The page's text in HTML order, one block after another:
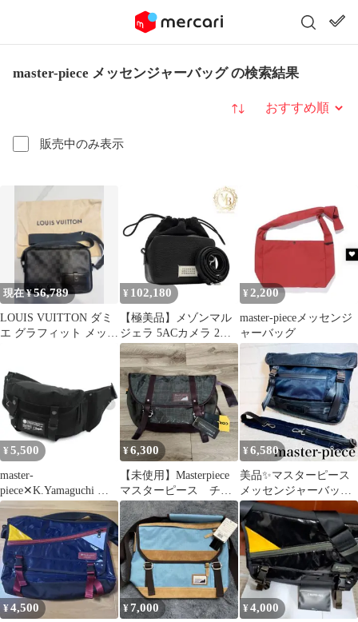
master-piece メッセンジャーバッグ の検索結果
販売中のみ表示
並び替え
現在 ¥56,789
LOUIS VUITTON ダミ
エ グラフィット メッセ
¥ 102,180
【極美品】メゾンマル
ジェラ 5ACカメラ 2way
ショルダーバッグ ハン
ドバッグ
¥ 2,200
master-pieceメッセンジ
ャーバッグ
¥ 5,500
master-
piece✕K.Yamaguchi ボ
ディバッグ ウエストポ
ーチ
¥6,300
【未使用】Masterpiece
マスターピース チェ
ック柄ショルダーバッ
グ
¥6,580
美品✨マスターピース
メッセンジャーバッグ
レザー ナイロン 黒
¥4,500 ¥7,000 ¥4,000